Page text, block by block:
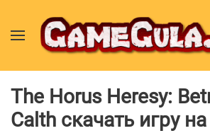
The Horus Heresy:
Calth скачать игру